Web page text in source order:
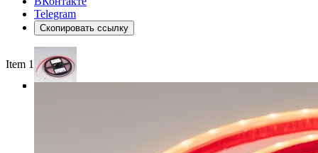
Telegram
Скопировать ссылку
Item 1 of 3